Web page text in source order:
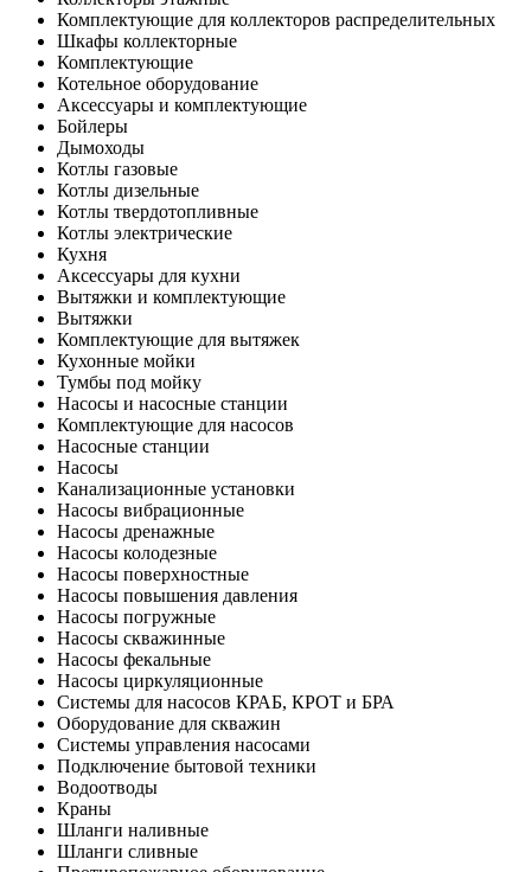
Комплектующие для коллекторов распределительных
Шкафы коллекторные
Комплектующие
Котельное оборудование
Аксессуары и комплектующие
Бойлеры
Дымоходы
Котлы газовые
Котлы дизельные
Котлы твердотопливные
Котлы электрические
Кухня
Аксессуары для кухни
Вытяжки и комплектующие
Вытяжки
Комплектующие для вытяжек
Кухонные мойки
Тумбы под мойку
Насосы и насосные станции
Комплектующие для насосов
Насосные станции
Насосы
Канализационные установки
Насосы вибрационные
Насосы дренажные
Насосы колодезные
Насосы поверхностные
Насосы повышения давления
Насосы погружные
Насосы скважинные
Насосы фекальные
Насосы циркуляционные
Системы для насосов КРАБ, КРОТ и БРА
Оборудование для скважин
Системы управления насосами
Подключение бытовой техники
Водоотводы
Краны
Шланги наливные
Шланги сливные